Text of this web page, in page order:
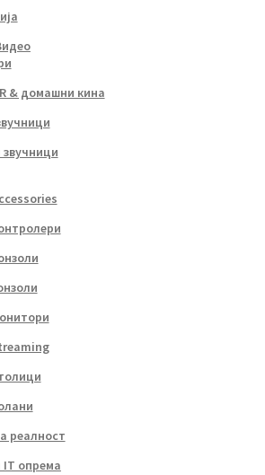
& домашни кина
реалност
IT опрема